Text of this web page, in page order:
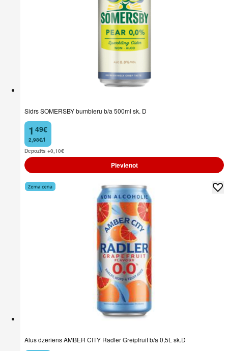
Sidrs SOMERSBY bumbieru b/a 500ml sk. D
1
. 49€
2,98€/l
Depozīts +0,10€
Pievienot
Alus dzēriens AMBER CITY Radler Greipfruit b/a 0,5L sk.D